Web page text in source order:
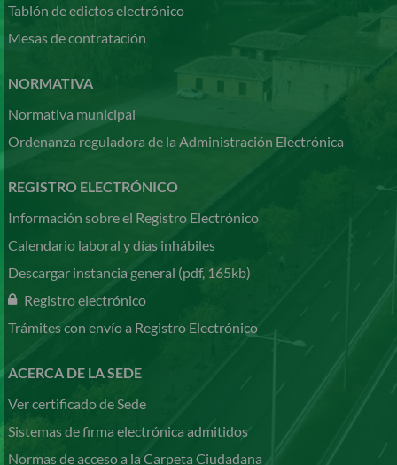
Tablón de edictos electrónico
Mesas de contratación
NORMATIVA
Normativa municipal
Ordenanza reguladora de la Administración Electrónica
REGISTRO ELECTRÓNICO
Información sobre el Registro Electrónico
Calendario laboral y días inhábiles
Descargar instancia general (pdf, 165kb)
Registro electrónico
Trámites con envío a Registro Electrónico
ACERCA DE LA SEDE
Ver certificado de Sede
Sistemas de firma electrónica admitidos
Normas de acceso a la Carpeta Ciudadana